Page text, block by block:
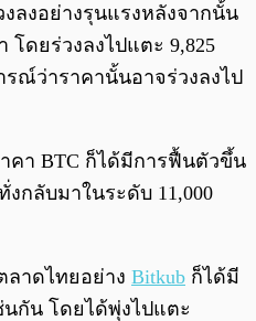
ลงอย่างรุนแรงหลังจากนั้น
ดยร่วงลงไปแตะ 9,825
ณ์ว่าราคานั้นอาจร่วงลงไป
คา BTC ก็ได้มีการฟื้นตัวขึ้น
กลับมาในระดับ 11,000
ลาดไทยอย่าง Bitkub ก็ได้มี
กัน โดยได้พุ่งไปแตะ